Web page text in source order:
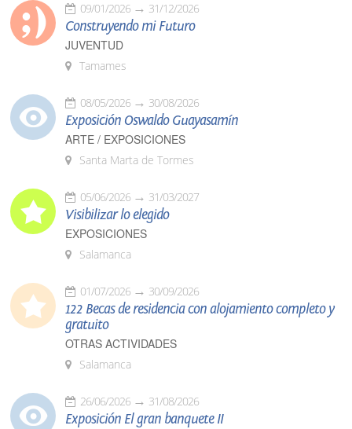
09/01/2026 31/12/2026
Construyendo mi Futuro
JUVENTUD
Tamames
08/05/2026 30/08/2026
Exposición Oswaldo Guayasamín
ARTE / EXPOSICIONES
Santa Marta de Tormes
05/06/2026 31/03/2027
Visibilizar lo elegido
EXPOSICIONES
Salamanca
01/07/2026 30/09/2026
122 Becas de residencia con alojamiento completo y
gratuito
OTRAS ACTIVIDADES
Salamanca
26/06/2026 31/08/2026
Exposición El gran banquete II